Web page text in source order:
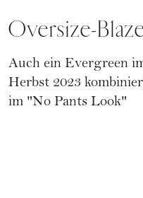
Oversize-
Auch ein Evergreen
Herbst 2023
im "No Pants Look"